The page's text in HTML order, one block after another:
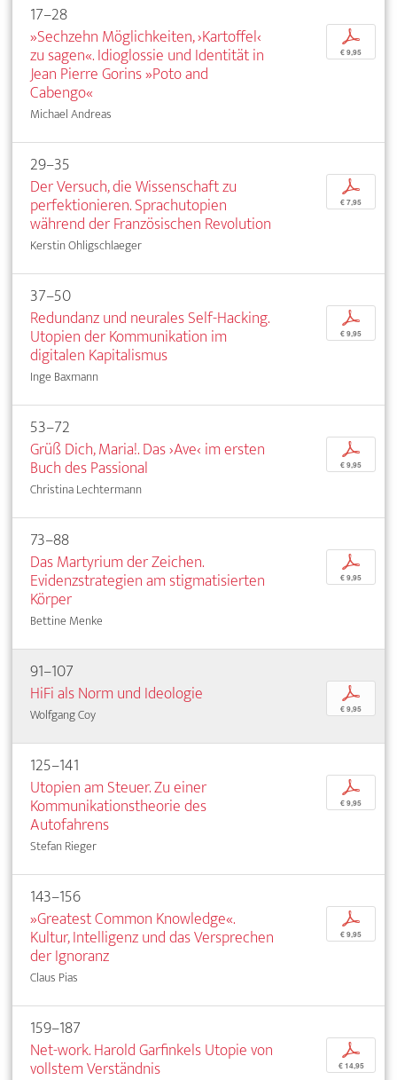
17–28
»Sechzehn Möglichkeiten, ›Kartoffel‹
zu sagen«. Idioglossie und Identität in
Jean Pierre Gorins »Poto and
Cabengo«
Michael Andreas
p
€ 9,95
29–35
Der Versuch, die Wissenschaft zu
perfektionieren. Sprachutopien
während der Französischen Revolution
Kerstin Ohligschlaeger
p
€ 7,95
37–50
Redundanz und neurales Self-Hacking.
Utopien der Kommunikation im
digitalen Kapitalismus
Inge Baxmann
p
€ 9,95
53–72
Grüß Dich, Maria!. Das ›Ave‹ im ersten
Buch des Passional
Christina Lechtermann
p
€ 9,95
73–88
Das Martyrium der Zeichen.
Evidenzstrategien am stigmatisierten
Körper
Bettine Menke
p
€ 9,95
91–107
HiFi als Norm und Ideologie
Wolfgang Coy
p
€ 9,95
125–141
Utopien am Steuer. Zu einer
Kommunikationstheorie des
Autofahrens
Stefan Rieger
p
€ 9,95
143–156
»Greatest Common Knowledge«.
Kultur, Intelligenz und das Versprechen
der Ignoranz
Claus Pias
p
€ 9,95
159–187
Net-work. Harold Garfinkels Utopie von
vollstem Verständnis
p
€ 14,95